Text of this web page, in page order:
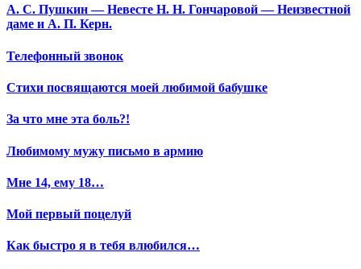
А. С. Пушкин — Невесте Н. Н. Гончаровой — Неизвестной
даме и А. П. Керн.
Телефонный звонок
Стихи посвящаются моей любимой бабушке
За что мне эта боль?!
Любимому мужу письмо в армию
Мне 14, ему 18…
Мой первый поцелуй
Как быстро я в тебя влюбился…